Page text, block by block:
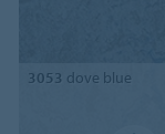
3053 dove blue